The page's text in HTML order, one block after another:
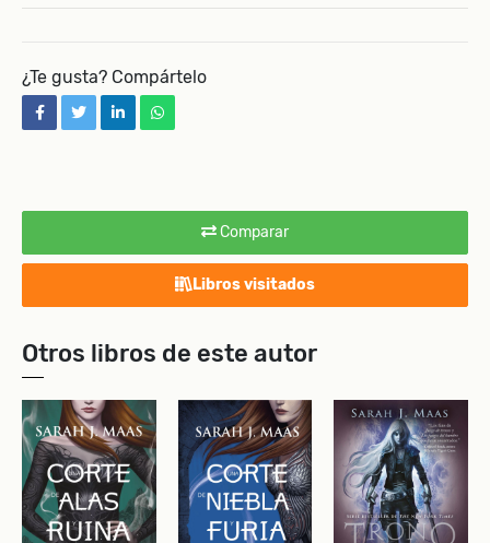
Comparar
Libros visitados
Otros libros de este autor
¿Te gusta? Compártelo
facebooktwitterlinkedinwhatsapp